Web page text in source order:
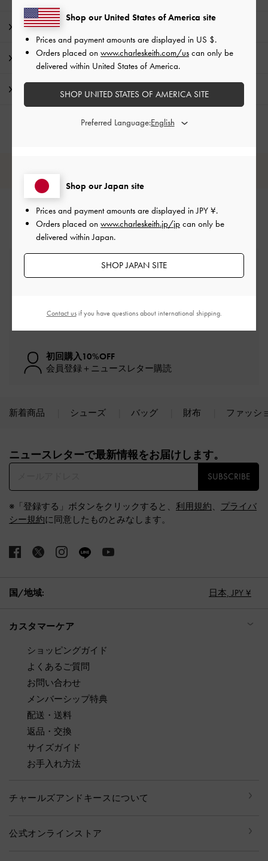
商品詳細 / お手入れ方法
特典
配送 & 返品
一定金額以上のご購入が必要です*
サイズ交換
初回購入10%OFF
会員登録＋ニュースレター購読
新着商品 シューズ バッグ 財布 ファッシ
ニュースレターで最新情報をお届けします。​
SUBSCRIBE
※「登録する」ボタンをクリックすると、 利用規約、 プライバ
シー規約に同意したものとみなします。
国/地域: 日本, JPY ¥
カスタマーケア
ショッピングガイド
よくあるご質問
お問い合わせ
メンバーシップ特典
配送・送料
返品・交換
サイズガイド
お手入れ方法
チャールズアンドキースについて
公式オンラインストア
Shop our Japan site
Prices and payment amounts are displayed inJPY ¥.
Orders placed on www.charleskeith.jp/jp can only be
delivered within Japan.
SHOP JAPAN SITE
Shop our United States of America site
Prices and payment amounts are displayed in US $.
Orders placed on www.charleskeith.com/us can only be
delivered within United States of America.
SHOP UNITED STATES OF AMERICA SITE
Preferred Language:
Contact usif you have questions about international shipping.